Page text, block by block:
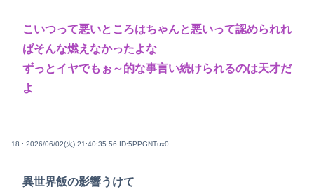
こいつって悪いところはちゃんと悪いって認められれ
ばそんな燃えなかったよな
ずっとイヤでもぉ～的な事言い続けられるのは天才だ
よ
18 : 2026/06/02(火) 21:40:35.56 ID:5PPGNTux0
異世界飯の影響うけて